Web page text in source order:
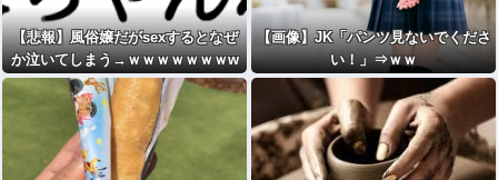
【悲報】風俗嬢だがsexするとなぜ
か泣いてしまう→ｗｗｗｗｗｗｗw
www
【画像】JK「パンツ見ないでくださ
い！」⇒ｗｗ